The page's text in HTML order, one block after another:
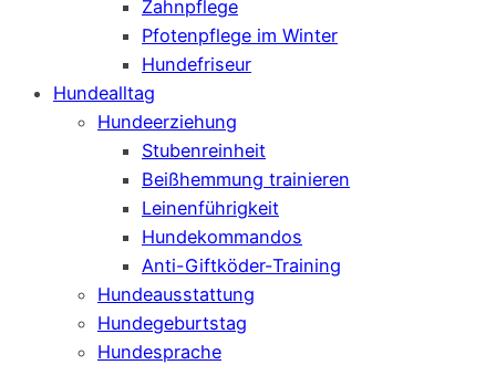
Zahnpflege
Pfotenpflege im Winter
Hundefriseur
Hundealltag
Hundeerziehung
Stubenreinheit
Beißhemmung trainieren
Leinenführigkeit
Hundekommandos
Anti-Giftköder-Training
Hundeausstattung
Hundegeburtstag
Hundesprache